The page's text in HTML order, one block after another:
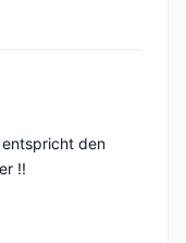
den
!!